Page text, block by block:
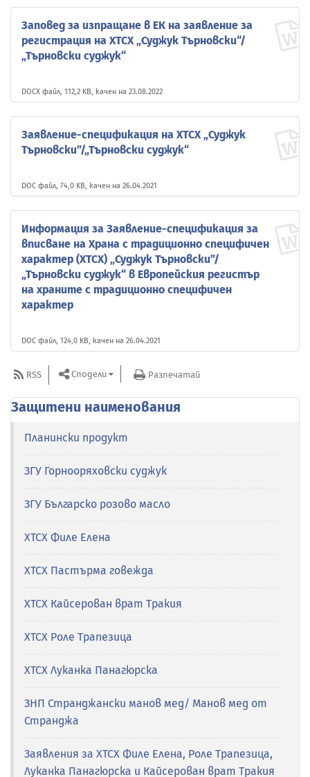
Заповед за изпращане в ЕК на заявление за
регистрация на ХТСХ „Суджук Търновски“/
„Търновски суджук“
DOCX файл, 112,2 KB, качен на 23.08.2022
Заявление-спецификация на ХТСХ „Суджук
Търновски”/„Търновски суджук“
DOC файл, 74,0 KB, качен на 26.04.2021
Информация за Заявление-спецификация за
вписване на Храна с традиционно специфичен
характер (ХТСХ) „Суджук Търновски”/
„Търновски суджук“ в Европейския регистър
на храните с традиционно специфичен
характер
DOC файл, 124,0 KB, качен на 26.04.2021
RSS Сподели Разпечатай
Защитени наименования
Планински продукт
ЗГУ Горнооряховски суджук
ЗГУ Българско розово масло
ХТСХ Филе Елена
ХТСХ Пастърма говежда
ХТСХ Кайсерован врат Тракия
ХТСХ Роле Трапезица
ХТСХ Луканка Панагюрска
ЗНП Странджански манов мед/ Манов мед от
Странджа
Заявления за ХТСХ Филе Елена, Роле Трапезица,
Луканка Панагюрска и Кайсерован врат Тракия